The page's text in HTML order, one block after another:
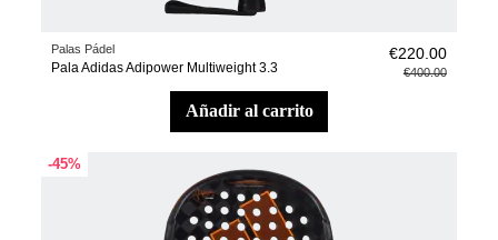
Palas Pádel
Pala Adidas Adipower Multiweight 3.3
€220.00
€400.00
añadir al carrito
-45%